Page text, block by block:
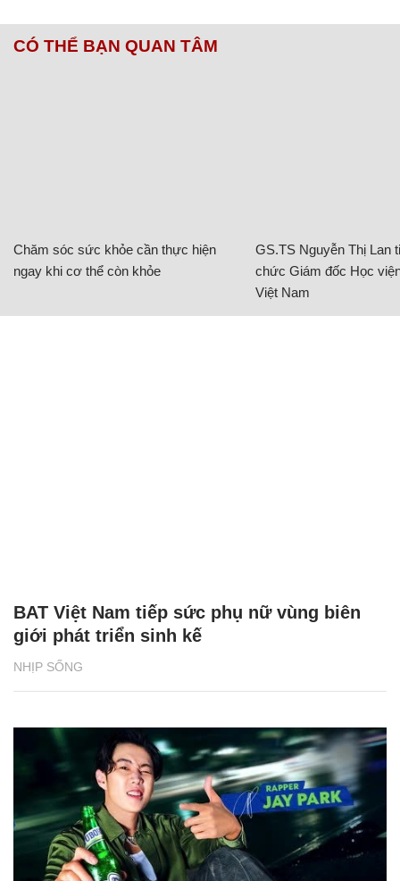
CÓ THỂ BẠN QUAN TÂM
Chăm sóc sức khỏe cần thực hiện
ngay khi cơ thể còn khỏe
GS.TS Nguyễn Thị Lan
chức Giám đốc Học
Việt Nam
NHỊP SỐNG
BAT Việt Nam tiếp sức phụ nữ vùng biên
giới phát triển sinh kế